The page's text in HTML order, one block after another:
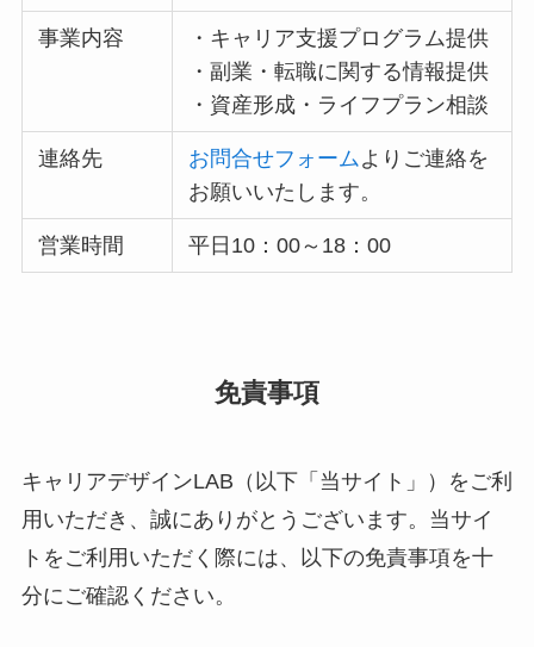
事業内容
・キャリア支援プログラム提供
・副業・転職に関する情報提供
・資産形成・ライフプラン相談
連絡先 お問合せフォームよりご連絡を
お願いいたします。
営業時間 平日10：00～18：00
免責事項
キャリアデザインLAB（以下「当サイト」）をご利
用いただき、誠にありがとうございます。当サイ
トをご利用いただく際には、以下の免責事項を十
分にご確認ください。